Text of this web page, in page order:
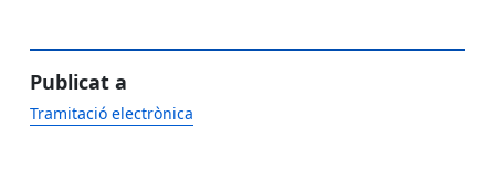
Publicat a
Tramitació electrònica